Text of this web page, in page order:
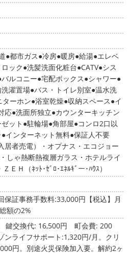
都市ガス 冷房 暖房 給湯 エレベ
ック 洗髪洗面化粧台 CATV シス
バルコニー 宅配ボックス シャワー
濯置場 バス・トイレ別室 温水洗
ターホン 浴室乾燥 収納スペース イ
応 洗面所独立 カウンターキッチン
ット 駐輪場 角部屋 コンロ2口以
インターネット無料 保証人不要
居者売電）・オプナス・エコジョー
しゃ熱断熱複層ガラス・ホテルライ
ＥＨ（ﾈｯﾄ･ｾﾞﾛ･ｴﾈﾙｷﾞー･ﾊｳｽ）
証事務手数料:33,000円【税込】月
額の2%
鍵交換代: 16,500円
町会費: 200
ンライフサポート:1,320円/月。クリ
円。別途火災保険加入要。解約2ヶ